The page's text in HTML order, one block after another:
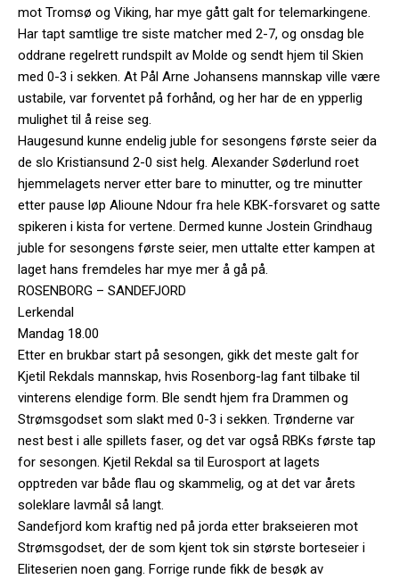
mot Tromsø og Viking, har mye gått galt for telemarkingene.
Har tapt samtlige tre siste matcher med 2-7, og onsdag ble
oddrane regelrett rundspilt av Molde og sendt hjem til Skien
med 0-3 i sekken. At Pål Arne Johansens mannskap ville være
ustabile, var forventet på forhånd, og her har de en ypperlig
mulighet til å reise seg.
Haugesund kunne endelig juble for sesongens første seier da
de slo Kristiansund 2-0 sist helg. Alexander Søderlund roet
hjemmelagets nerver etter bare to minutter, og tre minutter
etter pause løp Alioune Ndour fra hele KBK-forsvaret og satte
spikeren i kista for vertene. Dermed kunne Jostein Grindhaug
juble for sesongens første seier, men uttalte etter kampen at
laget hans fremdeles har mye mer å gå på.
ROSENBORG – SANDEFJORD
Lerkendal
Mandag 18.00
Etter en brukbar start på sesongen, gikk det meste galt for
Kjetil Rekdals mannskap, hvis Rosenborg-lag fant tilbake til
vinterens elendige form. Ble sendt hjem fra Drammen og
Strømsgodset som slakt med 0-3 i sekken. Trønderne var
nest best i alle spillets faser, og det var også RBKs første tap
for sesongen. Kjetil Rekdal sa til Eurosport at lagets
opptreden var både flau og skammelig, og at det var årets
soleklare lavmål så langt.
Sandefjord kom kraftig ned på jorda etter brakseieren mot
Strømsgodset, der de som kjent tok sin største borteseier i
Eliteserien noen gang. Forrige runde fikk de besøk av